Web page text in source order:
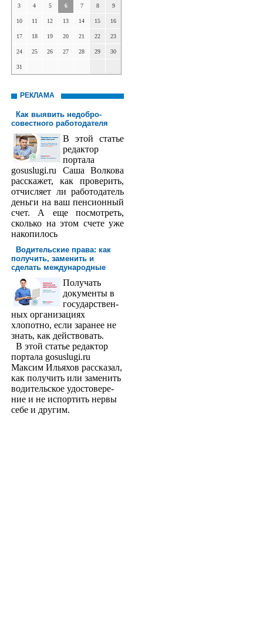
3 4 5 6 7 8 9
10 11 12 13 14 15 16
17 18 19 20 21 22 23
24 25 26 27 28 29 30
31
РЕКЛАМА
Как выявить недобро­
совестного работодателя
В этой статье
редактор
порта­ла
gosuslugi.ru Саша Волкова
расскажет, как проверить,
отчисляет ли работодатель
деньги на ваш пенсионный
счет. А еще посмотреть,
сколько на этом счете уже
накопилось
Водительские права: как
получить, заменить и
сделать международ­ные
Получать
доку­менты в
государствен­
ных организациях
хлопотно, если заранее не
знать, как действовать.
В этой статье редактор
портала gosuslugi.ru
Максим Ильяхов рассказал,
как получить или заменить
водительское удостовере­
ние и не испортить нервы
себе и другим.